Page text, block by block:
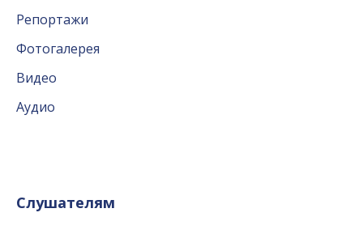
Репортажи
Фотогалерея
Видео
Аудио
Слушателям